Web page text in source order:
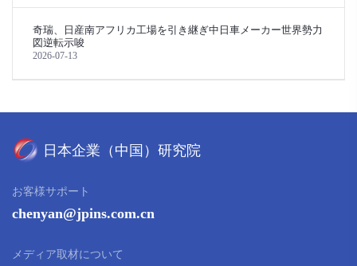
奇瑞、日産南アフリカ工場を引き継ぎ中日車メーカー世界勢力
図逆転示唆
2026-07-13
お客様サポート
chenyan@jpins.com.cn
メディア取材について